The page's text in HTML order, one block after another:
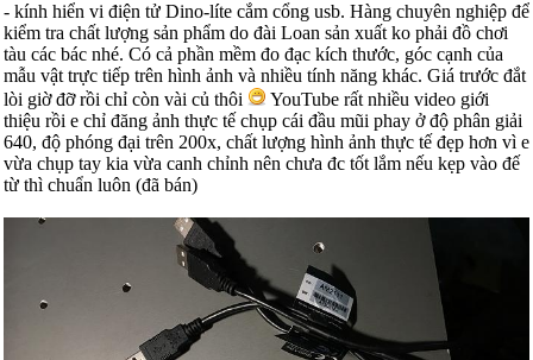
- kính hiển vi điện tử Dino-líte cắm cổng usb. Hàng chuyên nghiệp để
kiểm tra chất lượng sản phẩm do đài Loan sản xuất ko phải đồ chơi
tàu các bác nhé. Có cả phần mềm đo đạc kích thước, góc cạnh của
mẫu vật trực tiếp trên hình ảnh và nhiều tính năng khác. Giá trước đắt
lòi giờ đỡ rồi chỉ còn vài củ thôi
YouTube rất nhiều video giới
thiệu rồi e chỉ đăng ảnh thực tế chụp cái đầu mũi phay ở độ phân giải
640, độ phóng đại trên 200x, chất lượng hình ảnh thực tế đẹp hơn vì e
vừa chụp tay kia vừa canh chỉnh nên chưa đc tốt lắm nếu kẹp vào đế
từ thì chuẩn luôn (đã bán)